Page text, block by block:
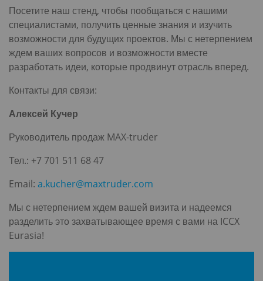
Посетите наш стенд, чтобы пообщаться с нашими
специалистами, получить ценные знания и изучить
возможности для будущих проектов. Мы с нетерпением
ждем ваших вопросов и возможности вместе
разработать идеи, которые продвинут отрасль вперед.
Контакты для связи:
Алексей Кучер
Руководитель продаж MAX-truder
Тел.: +7 701 511 68 47
Email: a.kucher@maxtruder.com
Мы с нетерпением ждем вашей визита и надеемся
разделить это захватывающее время с вами на ICCX
Eurasia!